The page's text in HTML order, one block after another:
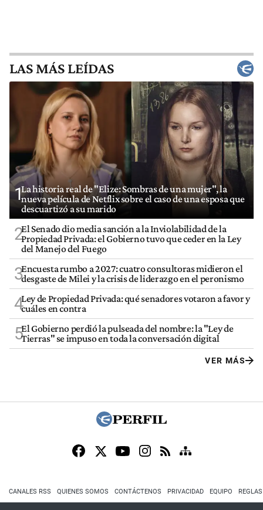
LAS MÁS LEÍDAS
1La historia real de "Elize: Sombras de una mujer", la
nueva película de Netflix sobre el caso de una esposa que
descuartizó a su marido
2El Senado dio media sanción a la Inviolabilidad de la
Propiedad Privada: el Gobierno tuvo que ceder en la Ley
del Manejo del Fuego
3Encuesta rumbo a 2027: cuatro consultoras midieron el
desgaste de Milei y la crisis de liderazgo en el peronismo
4Ley de Propiedad Privada: qué senadores votaron a favor y
cuáles en contra
5El Gobierno perdió la pulseada del nombre: la "Ley de
Tierras" se impuso en toda la conversación digital
VER MÁS
CANALES RSS QUIENES SOMOS CONTÁCTENOS PRIVACIDAD EQUIPO